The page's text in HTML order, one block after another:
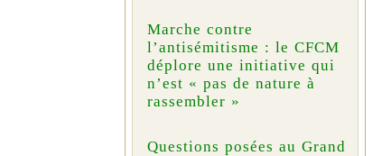
Marche contre
l’antisémitisme : le CFCM
déplore une initiative qui
n’est « pas de nature à
rassembler »
Questions posées au Grand